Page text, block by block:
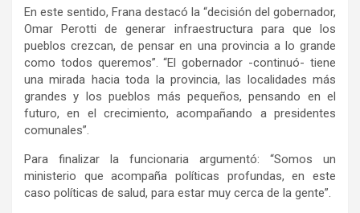
En este sentido, Frana destacó la “decisión del gobernador,
Omar Perotti de generar infraestructura para que los
pueblos crezcan, de pensar en una provincia a lo grande
como todos queremos”. “El gobernador -continuó- tiene
una mirada hacia toda la provincia, las localidades más
grandes y los pueblos más pequeños, pensando en el
futuro, en el crecimiento, acompañando a presidentes
comunales”.
Para finalizar la funcionaria argumentó: “Somos un
ministerio que acompaña políticas profundas, en este
caso políticas de salud, para estar muy cerca de la gente”.